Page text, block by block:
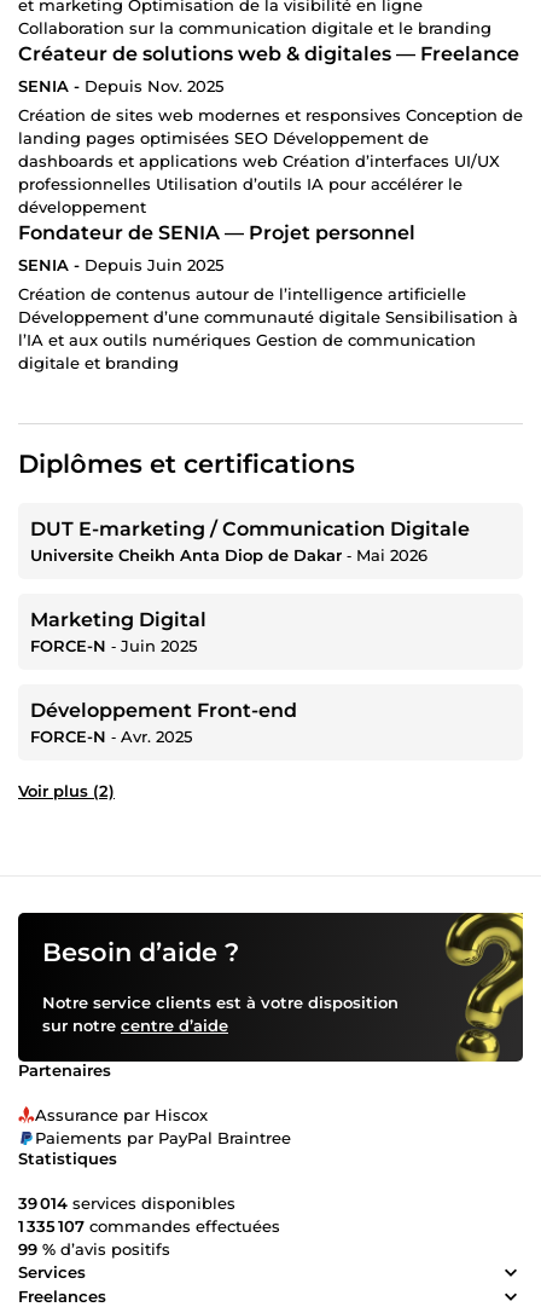
et marketing Optimisation de la visibilité en ligne
Collaboration sur la communication digitale et le branding
Créateur de solutions web & digitales — Freelance
SENIA - Depuis Nov. 2025
Création de sites web modernes et responsives Conception de
landing pages optimisées SEO Développement de
dashboards et applications web Création d’interfaces UI/UX
professionnelles Utilisation d’outils IA pour accélérer le
développement
Fondateur de SENIA — Projet personnel
SENIA - Depuis Juin 2025
Création de contenus autour de l’intelligence artificielle
Développement d’une communauté digitale Sensibilisation à
l’IA et aux outils numériques Gestion de communication
digitale et branding
Diplômes et certifications
DUT E-marketing / Communication Digitale
Universite Cheikh Anta Diop de Dakar ‐ Mai 2026
Marketing Digital
FORCE-N ‐ Juin 2025
Développement Front-end
FORCE-N ‐ Avr. 2025
Voir plus (2)
Besoin d’aide ?
Notre service clients est à votre disposition
sur notre centre d’aide
Partenaires
Assurance par Hiscox
Paiements par PayPal Braintree
Statistiques
39 014 services disponibles
1 335 107 commandes effectuées
99 % d’avis positifs
Services
Freelances